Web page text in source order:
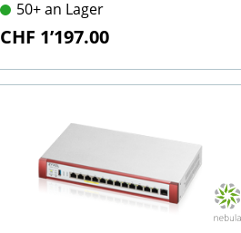
50+ an Lager
CHF 1’197.00